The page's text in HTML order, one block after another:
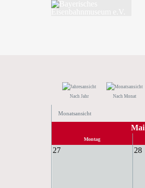
Nach Jahr Nach Monat
Monatsansicht
Mai
Montag
27 28